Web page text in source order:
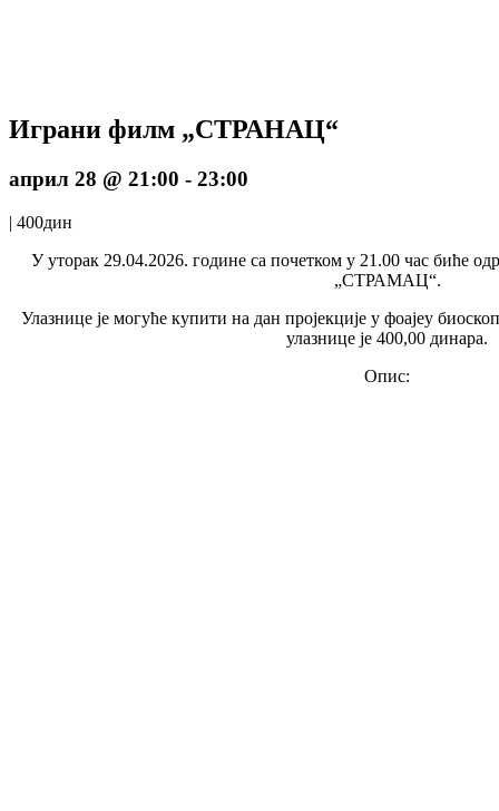
Играни филм „СТРАНАЦ“
април 28 @ 21:00 - 23:00
| 400дин
У уторак 29.04.2026. године са почетком у 21.00 час биће
„СТРАМАЦ“.
Улазнице је могуће купити на дан пројекције у фоајеу
улазнице је 400,00 динара.
Опис: